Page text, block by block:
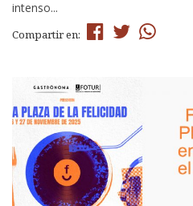
intenso...
Compartir en: